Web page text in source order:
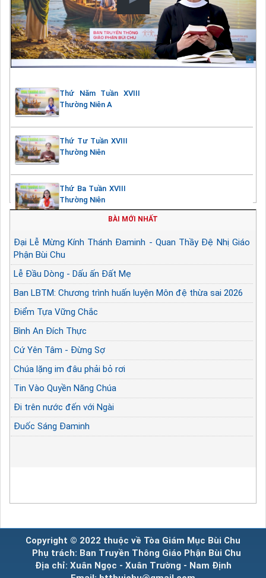
Thứ Năm Tuần XVIII
Thường Niên A
Thứ Tư Tuần XVIII
Thường Niên
Thứ Ba Tuần XVIII
Thường Niên
BÀI MỚI NHẤT
Đại Lễ Mừng Kính Thánh Đaminh - Quan Thầy Đệ Nhị Giáo
Phận Bùi Chu
Lễ Đầu Dòng - Dấu ấn Đất Mẹ
Ban LBTM: Chương trình huấn luyện Môn đệ thừa sai 2026
Điểm Tựa Vững Chắc
Bình An Đích Thực
Cứ Yên Tâm - Đừng Sợ
Chúa lặng im đâu phải bỏ rơi
Tin Vào Quyền Năng Chúa
Đi trên nước đến với Ngài
Đuốc Sáng Đaminh
Copyright © 2022 thuộc về Tòa Giám Mục Bùi Chu
Phụ trách: Ban Truyền Thông Giáo Phận Bùi Chu
Địa chỉ: Xuân Ngọc - Xuân Trường - Nam Định